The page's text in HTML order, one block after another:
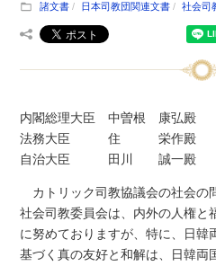
諸文書
日本司教団関連文書 社会司
内閣総理大臣 中曽根 康弘殿
法務大臣 住 栄作殿
自治大臣 田川 誠一殿
カトリック司教協議会の社会の
社会司教委員会は、内外の人権と
に努めておりますが、特に、日韓
基づく真の友好と和解は、日韓両